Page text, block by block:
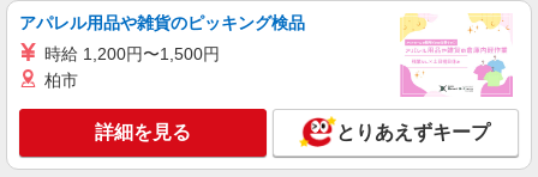
ー≫
キープ 詳細を見る
アパレル用品や雑貨のピッキング検品
時給 1,200円〜1,500円
柏市
詳細を見る とりあえずキープ